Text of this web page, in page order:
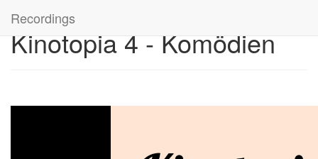
Recordings
Kinotopia 4 - Komödien